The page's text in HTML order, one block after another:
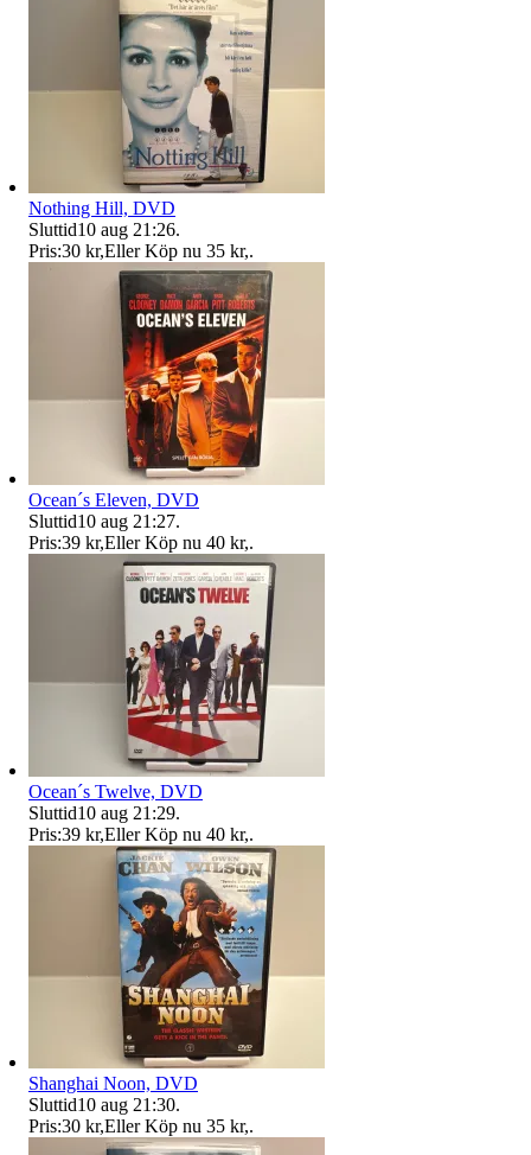
Nothing Hill, DVD
Sluttid10 aug 21:26.
Pris:30 kr,Eller Köp nu 35 kr,.
Ocean´s Eleven, DVD
Sluttid10 aug 21:27.
Pris:39 kr,Eller Köp nu 40 kr,.
Ocean´s Twelve, DVD
Sluttid10 aug 21:29.
Pris:39 kr,Eller Köp nu 40 kr,.
Shanghai Noon, DVD
Sluttid10 aug 21:30.
Pris:30 kr,Eller Köp nu 35 kr,.